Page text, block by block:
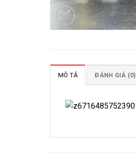
MÔ TẢ ĐÁNH GIÁ (0)